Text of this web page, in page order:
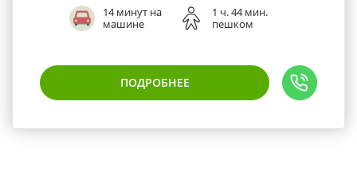
14 минут на
машине
1 ч. 44 мин.
пешком
ПОДРОБНЕЕ